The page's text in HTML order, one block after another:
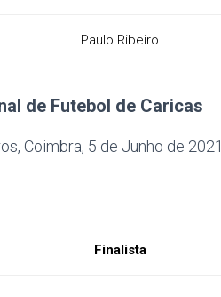
Paulo Ribeiro
de Futebol de Caricas
Coimbra, 5 de Junho de 2021
Finalista